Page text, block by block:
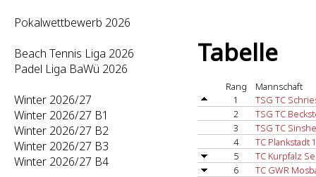
Pokalwettbewerb 2026
Beach Tennis Liga 2026
Padel Liga BaWü 2026
Winter 2026/27
Winter 2026/27 B1
Winter 2026/27 B2
Winter 2026/27 B3
Winter 2026/27 B4
Tabelle
Rang
Mannschaft
1
TSG TC
2
TSG TC
3
TSG TC
4
TC Plankstadt 1
5
TC Kurpfalz
6
TC GWR